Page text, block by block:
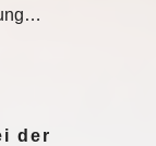
der